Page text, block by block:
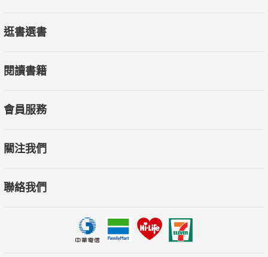
逛書選書
閱讀書籍
會員服務
關注我們
聯絡我們